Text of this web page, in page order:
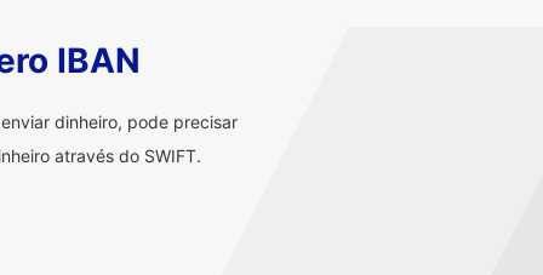
IBAN
dinheiro, pode precisar
através do SWIFT.